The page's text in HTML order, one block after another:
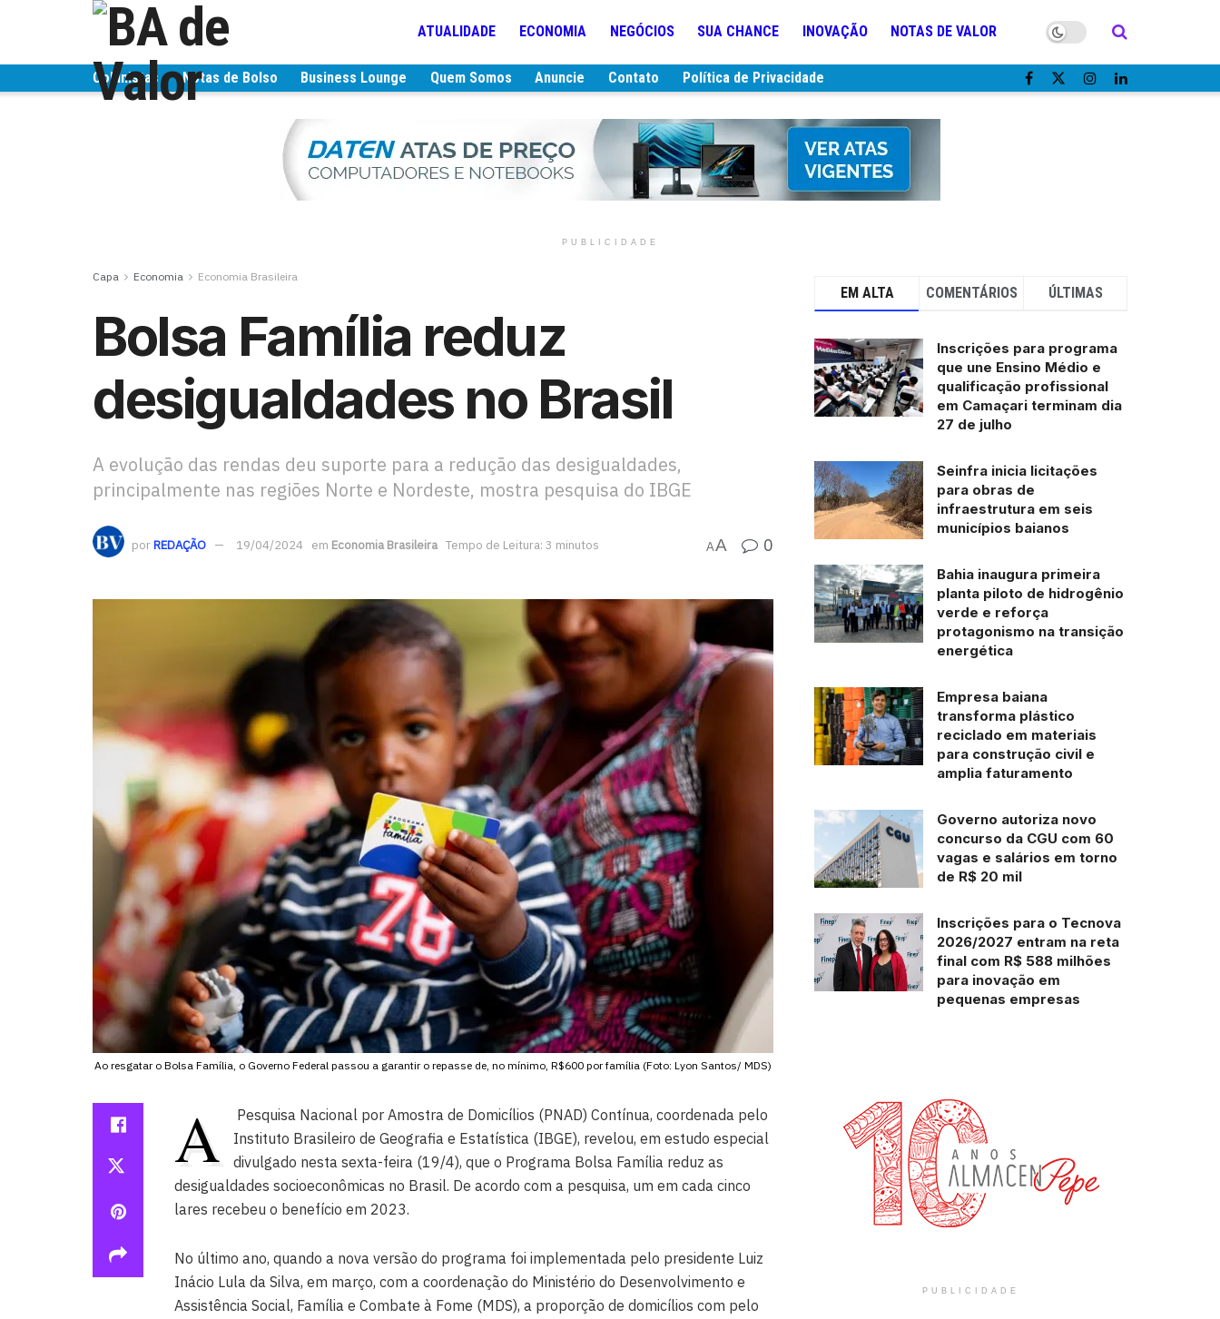
ATUALIDADE ECONOMIA NEGÓCIOS SUA CHANCE INOVAÇÃO NOTAS DE VALOR
Colunistas Notas de Bolso Business Lounge Quem Somos Anuncie Contato Política de Privacidade
PUBLICIDADE
Capa Economia Economia Brasileira
Bolsa Família reduz
desigualdades no Brasil
A evolução das rendas deu suporte para a redução das desigualdades,
principalmente nas regiões Norte e Nordeste, mostra pesquisa do IBGE
porREDAÇÃO 19/04/2024 em Economia Brasileira Tempo de Leitura: 3 minutos AA 0
Ao resgatar o Bolsa Família, o Governo Federal passou a garantir o repasse de, no mínimo, R$600 por família (Foto: Lyon Santos/ MDS)
A
Pesquisa Nacional por Amostra de Domicílios (PNAD) Contínua, coordenada pelo
Instituto Brasileiro de Geografia e Estatística (IBGE), revelou, em estudo especial
divulgado nesta sexta-feira (19/4), que o Programa Bolsa Família reduz as
desigualdades socioeconômicas no Brasil. De acordo com a pesquisa, um em cada cinco
lares recebeu o benefício em 2023.
No último ano, quando a nova versão do programa foi implementada pelo presidente Luiz
Inácio Lula da Silva, em março, com a coordenação do Ministério do Desenvolvimento e
Assistência Social, Família e Combate à Fome (MDS), a proporção de domicílios com pelo
EM ALTA COMENTÁRIOS ÚLTIMAS
Inscrições para programa
que une Ensino Médio e
qualificação profissional
em Camaçari terminam dia
27 de julho
Seinfra inicia licitações
para obras de
infraestrutura em seis
municípios baianos
Bahia inaugura primeira
planta piloto de hidrogênio
verde e reforça
protagonismo na transição
energética
Empresa baiana
transforma plástico
reciclado em materiais
para construção civil e
amplia faturamento
Governo autoriza novo
concurso da CGU com 60
vagas e salários em torno
de R$ 20 mil
Inscrições para o Tecnova
2026/2027 entram na reta
final com R$ 588 milhões
para inovação em
pequenas empresas
PUBLICIDADE